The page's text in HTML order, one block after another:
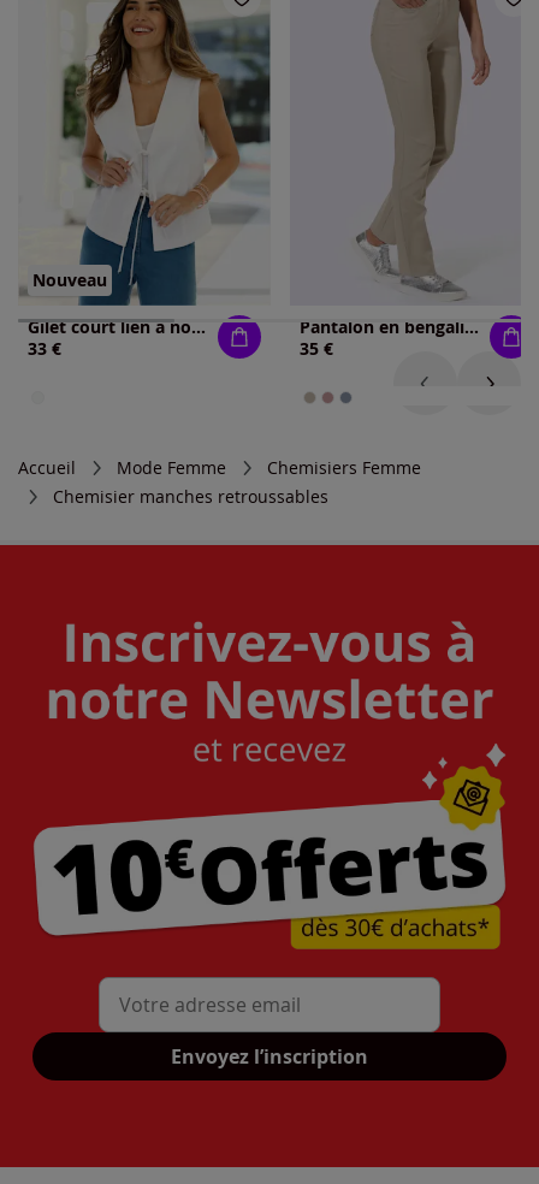
Nouveau
Gilet court lien à nouer
33 €
Pantalon en bengaline application papillon
35 €
Accueil Mode Femme
Chemisiers Femme
Chemisier manches retroussables
Mon adresse mail
Envoyez l’inscription